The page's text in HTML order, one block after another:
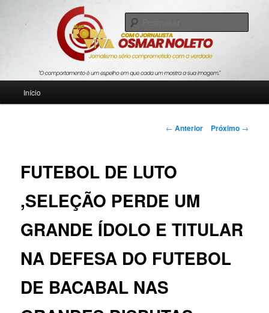
Blog Roda Viva
Jornalismo sério comprometido com a verdade
Início
Navegação
← Anterior Próximo →
FUTEBOL DE LUTO
,SELEÇÃO PERDE UM
GRANDE ÍDOLO E TITULAR
NA DEFESA DO FUTEBOL
DE BACABAL NAS